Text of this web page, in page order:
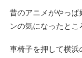
昔のアニメがやっぱ
ンの気になったとこ
車椅子を押して横浜